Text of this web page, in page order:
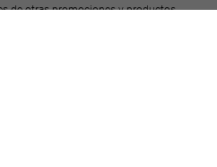
de otras promociones y productos